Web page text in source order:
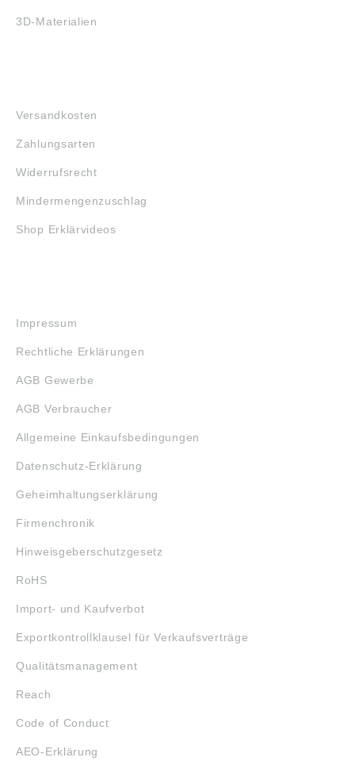
3D-Materialien
Versandkosten
Zahlungsarten
Widerrufsrecht
Mindermengenzuschlag
Shop Erklärvideos
Impressum
Rechtliche Erklärungen
AGB Gewerbe
AGB Verbraucher
Allgemeine Einkaufsbedingungen
Datenschutz-Erklärung
Geheimhaltungserklärung
Firmenchronik
Hinweisgeberschutzgesetz
RoHS
Import- und Kaufverbot
Exportkontrollklausel für Verkaufsverträge
Qualitätsmanagement
Reach
Code of Conduct
AEO-Erklärung